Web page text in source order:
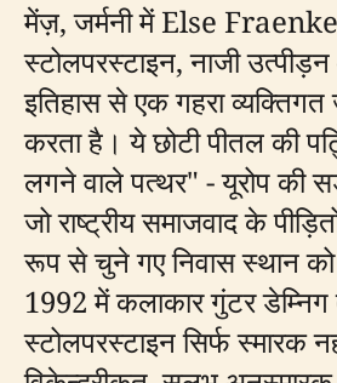
मेंज़, जर्मनी में Else
स्टोलपरस्टाइन, नाजी
इतिहास से एक गहरा व्यक्तिगत
करता है। ये छोटी पीतल की
लगने वाले पत्थर" - यूरोप की
जो राष्ट्रीय समाजवाद के
रूप से चुने गए निवास स्थान को
1992 में कलाकार गुंटर डेम्निग
स्टोलपरस्टाइन सिर्फ स्मारक